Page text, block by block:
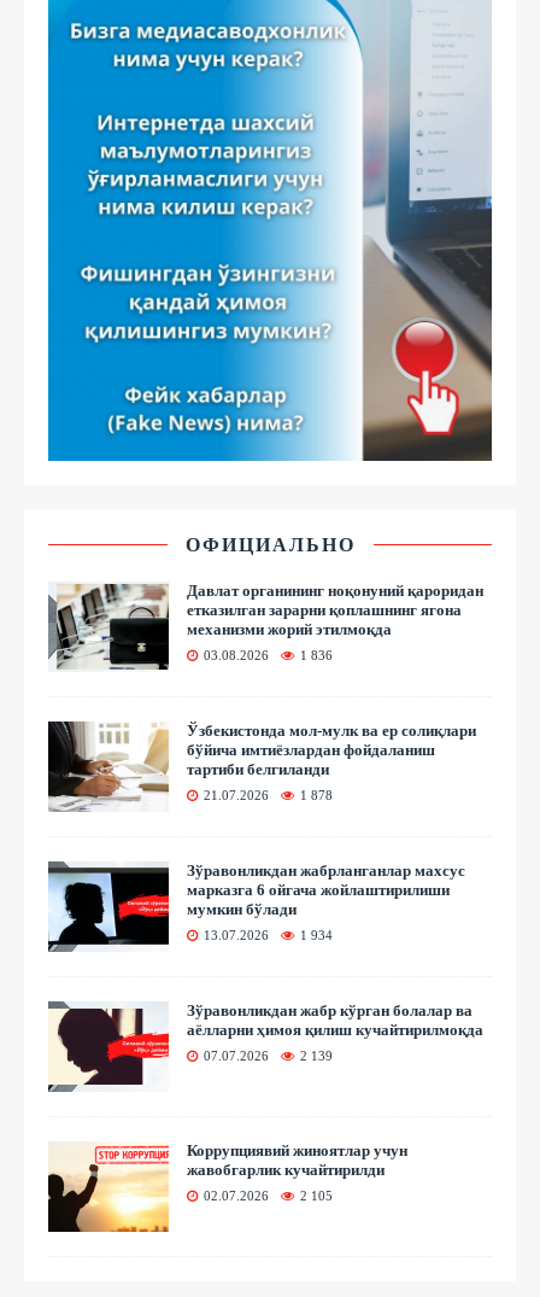
ОФИЦИАЛЬНО
Давлат органининг ноқонуний қароридан
етказилган зарарни қоплашнинг ягона
механизми жорий этилмоқда
03.08.2026 1 836
Ўзбекистонда мол-мулк ва ер солиқлари
бўйича имтиёзлардан фойдаланиш
тартиби белгиланди
21.07.2026 1 878
Зўравонликдан жабрланганлар махсус
марказга 6 ойгача жойлаштирилиши
мумкин бўлади
13.07.2026 1 934
Зўравонликдан жабр кўрган болалар ва
аёлларни ҳимоя қилиш кучайтирилмоқда
07.07.2026 2 139
Коррупциявий жиноятлар учун
жавобгарлик кучайтирилди
02.07.2026 2 105